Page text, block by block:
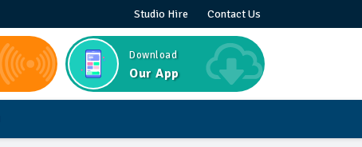
Studio Hire Contact Us
Download
Our App